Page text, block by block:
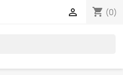
shopping_cart (0)
